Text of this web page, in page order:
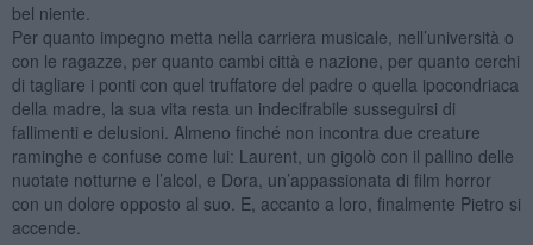
bel niente.
Per quanto impegno metta nella carriera musicale, nell’università o
con le ragazze, per quanto cambi città e nazione, per quanto cerchi
di tagliare i ponti con quel truffatore del padre o quella ipocondriaca
della madre, la sua vita resta un indecifrabile susseguirsi di
fallimenti e delusioni. Almeno finché non incontra due creature
raminghe e confuse come lui: Laurent, un gigolò con il pallino delle
nuotate notturne e l’alcol, e Dora, un’appassionata di film horror
con un dolore opposto al suo. E, accanto a loro, finalmente Pietro si
accende.